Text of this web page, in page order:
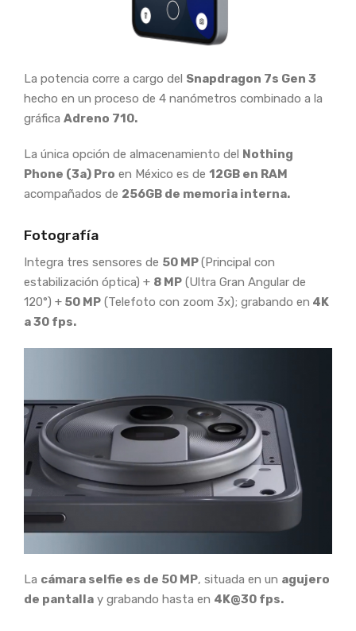
La potencia corre a cargo del Snapdragon 7s Gen 3
hecho en un proceso de 4 nanómetros combinado a la
gráfica Adreno 710.
La única opción de almacenamiento del Nothing
Phone (3a) Pro en México es de 12GB en RAM
acompañados de 256GB de memoria interna.
Fotografía
Integra tres sensores de 50 MP(Principal con
estabilización óptica) + 8 MP (Ultra Gran Angular de
120°) + 50 MP (Telefoto con zoom 3x); grabando en 4K
a 30 fps.
La cámara selfie es de 50 MP, situada en un agujero
de pantalla y grabando hasta en 4K@30 fps.